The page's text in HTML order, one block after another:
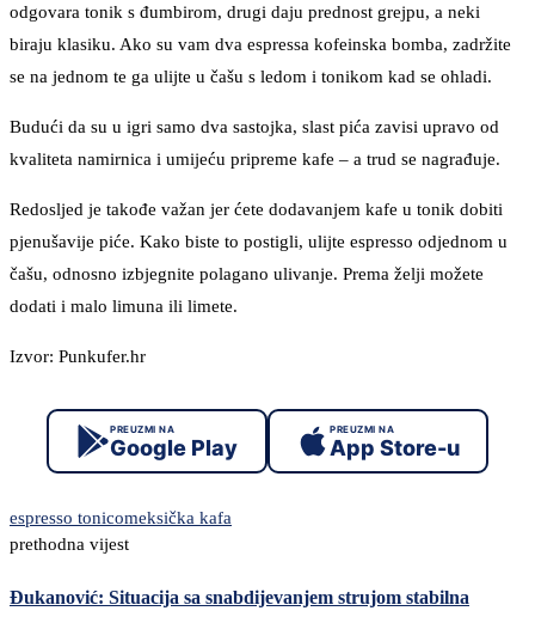
odgovara tonik s đumbirom, drugi daju prednost grejpu, a neki
biraju klasiku. Ako su vam dva espressa kofeinska bomba, zadržite
se na jednom te ga ulijte u čašu s ledom i tonikom kad se ohladi.
Budući da su u igri samo dva sastojka, slast pića zavisi upravo od
kvaliteta namirnica i umijeću pripreme kafe – a trud se nagrađuje.
Redosljed je takođe važan jer ćete dodavanjem kafe u tonik dobiti
pjenušavije piće. Kako biste to postigli, ulijte espresso odjednom u
čašu, odnosno izbjegnite polagano ulivanje. Prema želji možete
dodati i malo limuna ili limete.
Izvor: Punkufer.hr
PREUZMI NA
Google Play
PREUZMI NA
App Store-u
espresso tonicomeksička kafa
prethodna vijest
Đukanović: Situacija sa snabdijevanjem strujom stabilna